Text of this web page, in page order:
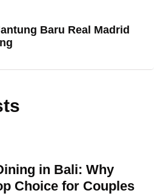
Baru Real Madrid
in Bali: Why
Choice for Couples